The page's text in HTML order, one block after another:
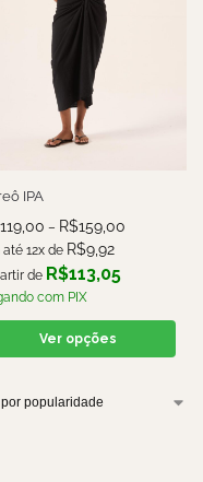
IPA
119,00 – R$159,00
até 12x de R$9,92
de R$113,05
com PIX
Ver opções